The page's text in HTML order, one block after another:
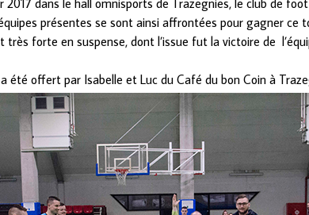
2017 dans le hall omnisports de Trazegnies, le club de
présentes se sont ainsi affrontées pour gagner ce
très forte en suspense, dont l’issue fut la victoire de
été offert par Isabelle et Luc du Café du bon Coin à